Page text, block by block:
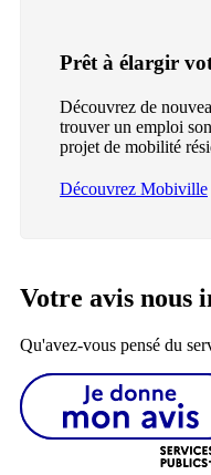
Prêt à élargir
Découvrez de
trouver un emploi
projet de mobilité
Découvrez Mobiville
Votre avis nous
Qu'avez-vous pensé du